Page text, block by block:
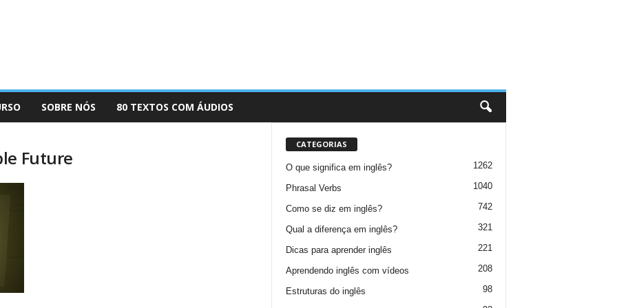
SOBRE NÓS 80 TEXTOS COM ÁUDIOS
Future
CATEGORIAS
O que significa em inglês? 1262
Phrasal Verbs 1040
Como se diz em inglês? 742
Qual a diferença em inglês? 321
Dicas para aprender inglês 221
Aprendendo inglês com vídeos 208
Estruturas do inglês 98